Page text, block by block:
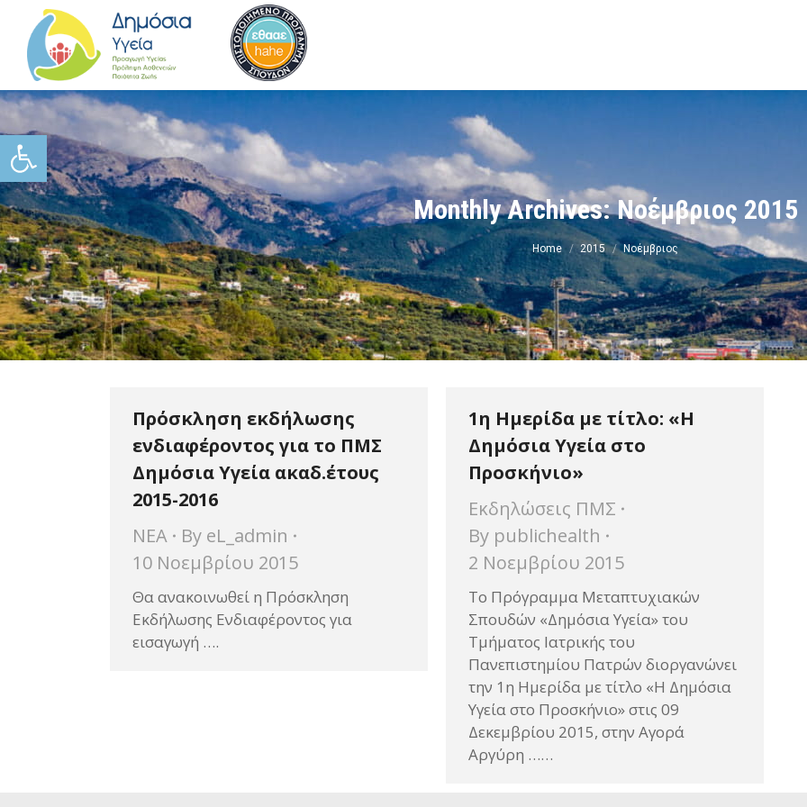
Ανοίξτε τη γραμμή εργαλείων
Monthly Archives:Νοέμβριος 2015
You are here:
Home 2015 Νοέμβριος
Πρόσκληση εκδήλωσης
ενδιαφέροντος για το ΠΜΣ
Δημόσια Υγεία ακαδ.έτους
2015-2016
ΝΕΑ
By eL_admin
10 Νοεμβρίου 2015
Θα ανακοινωθεί η Πρόσκληση
Εκδήλωσης Ενδιαφέροντος για
εισαγωγή ….
1η Ημερίδα με τίτλο: «Η
Δημόσια Υγεία στο
Προσκήνιο»
Εκδηλώσεις ΠΜΣ
By publichealth
2 Νοεμβρίου 2015
Το Πρόγραμμα Μεταπτυχιακών
Σπουδών «Δημόσια Υγεία» του
Τμήματος Ιατρικής του
Πανεπιστημίου Πατρών διοργανώνει
την 1η Hμερίδα με τίτλο «Η Δημόσια
Υγεία στο Προσκήνιο» στις 09
Δεκεμβρίου 2015, στην Αγορά
Αργύρη ……